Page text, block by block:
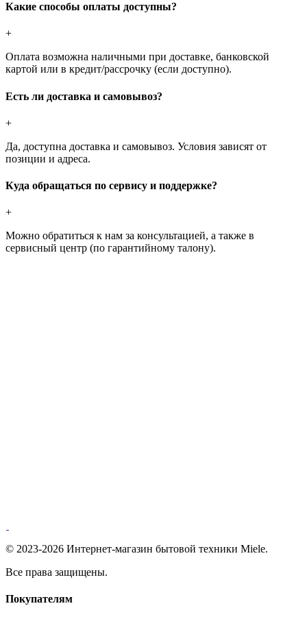
Какие способы оплаты доступны?
+
Оплата возможна наличными при доставке, банковской
картой или в кредит/рассрочку (если доступно).
Есть ли доставка и самовывоз?
+
Да, доступна доставка и самовывоз. Условия зависят от
позиции и адреса.
Куда обращаться по сервису и поддержке?
+
Можно обратиться к нам за консультацией, а также в
сервисный центр (по гарантийному талону).
© 2023-2026 Интернет-магазин бытовой техники Miele.
Все права защищены.
Покупателям